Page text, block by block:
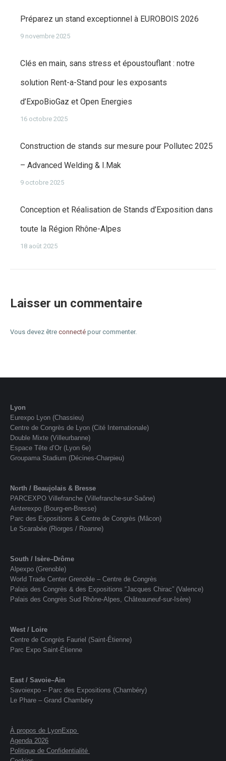
Préparez un stand exceptionnel à EUROBOIS 2026
9 novembre 2025
Clés en main, sans stress et époustouflant : notre
solution Rent-a-Stand pour les exposants
d’ExpoBioGaz et Open Energies
16 octobre 2025
Construction de stands sur mesure pour Pollutec 2025
– Advanced Welding & I.Mak
9 octobre 2025
Conception et Réalisation de Stands d’Exposition dans
toute la Région Rhône-Alpes
18 août 2025
Laisser un commentaire
Vous devez être connecté pour commenter.
Lyon
Eurexpo Lyon (Chassieu)
Centre de Congrès de Lyon (Cité Internationale)
Double Mixte (Villeurbanne)
Espace Tête d’Or (Lyon 6e)
Groupama Stadium (Décines-Charpieu)
North / Beaujolais & Bresse
PARCEXPO Villefranche (Villefranche-sur-Saône)
Ainterexpo (Bourg-en-Bresse)
Parc des Expositions & Centre de Congrès (Mâcon)
Le Scarabée (Riorges / Roanne)
South / Isère–Drôme
Alpexpo (Grenoble)
World Trade Center Grenoble – Centre de Congrès
Palais des Congrès & des Expositions “Jacques Chirac” (Valence)
Palais des Congrès Sud Rhône-Alpes, Châteauneuf-sur-Isère)
West / Loire
Centre de Congrès Fauriel (Saint-Étienne)
Parc Expo Saint-Étienne
East / Savoie–Ain
Savoiexpo – Parc des Expositions (Chambéry)
Le Phare – Grand Chambéry
À propos de LyonExpo
Agenda 2026
Politique de Confidentialité